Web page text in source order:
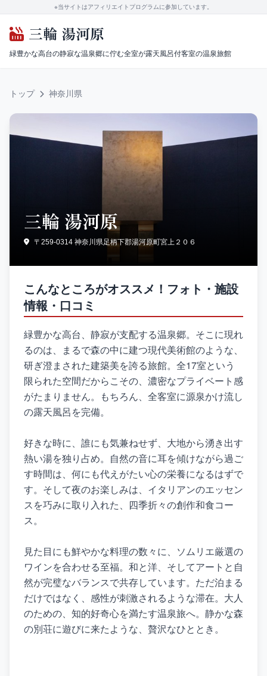
※当サイトはアフィリエイトプログラムに参加しています。
三輪 湯河原
緑豊かな高台の静寂な温泉郷に佇む全室が露天風呂付客室の温泉旅館
トップ 神奈川県
三輪 湯河原
〒259-0314 神奈川県足柄下郡湯河原町宮上２０６
こんなところがオススメ！フォト・施設
情報・口コミ
緑豊かな高台、静寂が支配する温泉郷。そこに現れ
るのは、まるで森の中に建つ現代美術館のような、
研ぎ澄まされた建築美を誇る旅館。全17室という
限られた空間だからこその、濃密なプライベート感
がたまりません。もちろん、全客室に源泉かけ流し
の露天風呂を完備。
好きな時に、誰にも気兼ねせず、大地から湧き出す
熱い湯を独り占め。自然の音に耳を傾けながら過ご
す時間は、何にも代えがたい心の栄養になるはずで
す。そして夜のお楽しみは、イタリアンのエッセン
スを巧みに取り入れた、四季折々の創作和食コー
ス。
見た目にも鮮やかな料理の数々に、ソムリエ厳選の
ワインを合わせる至福。和と洋、そしてアートと自
然が完璧なバランスで共存しています。ただ泊まる
だけではなく、感性が刺激されるような滞在。大人
のための、知的好奇心を満たす温泉旅へ。静かな森
の別荘に遊びに来たような、贅沢なひととき。